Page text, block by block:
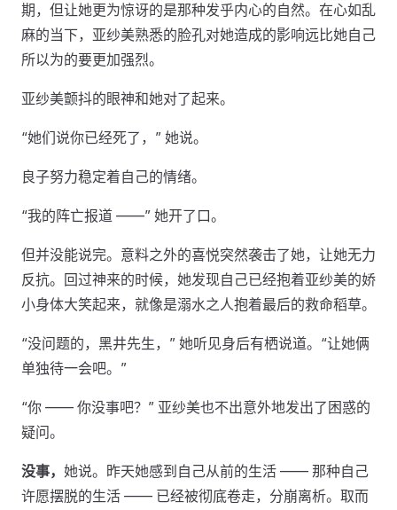
期，但让她更为惊讶的是那种发乎内心的自然。在心如乱
麻的当下，亚纱美熟悉的脸孔对她造成的影响远比她自己
所以为的要更加强烈。
亚纱美颤抖的眼神和她对了起来。
“她们说你已经死了，” 她说。
良子努力稳定着自己的情绪。
“我的阵亡报道 ——” 她开了口。
但并没能说完。意料之外的喜悦突然袭击了她，让她无力
反抗。回过神来的时候，她发现自己已经抱着亚纱美的娇
小身体大笑起来，就像是溺水之人抱着最后的救命稻草。
“没问题的，黑井先生，” 她听见身后有栖说道。“让她俩
单独待一会吧。”
“你 —— 你没事吧？” 亚纱美也不出意外地发出了困惑的
疑问。
没事， 她说。昨天她感到自己从前的生活 —— 那种自己
许愿摆脱的生活 —— 已经被彻底卷走，分崩离析。取而